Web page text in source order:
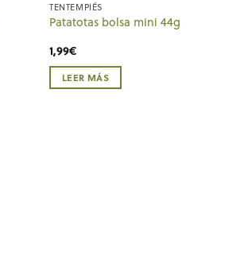
TENTEMPIÉS
Patatotas bolsa mini 44g
1,99€
LEER MÁS